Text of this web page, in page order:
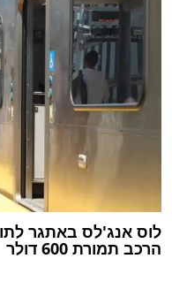
לוס אנג'לס באתגר
הרכב תמורת 600 דולר